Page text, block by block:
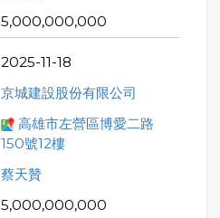
5,000,000,000
2025-11-18
京城建設股份有限公司
高雄市左營區博愛二路
150號12樓
蔡天贊
5,000,000,000